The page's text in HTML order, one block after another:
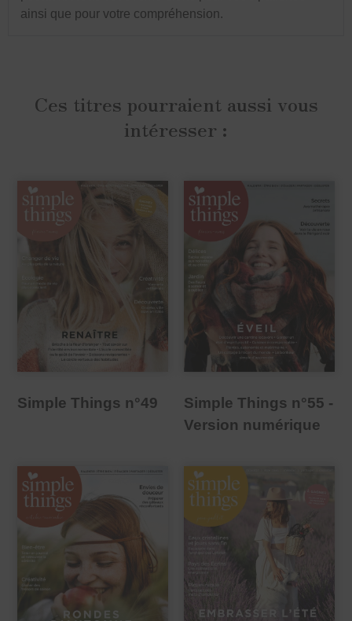
ainsi que pour votre compréhension.
Ces titres pourraient aussi vous
intéresser :
Simple Things n°49
Simple Things n°55 -
Version numérique